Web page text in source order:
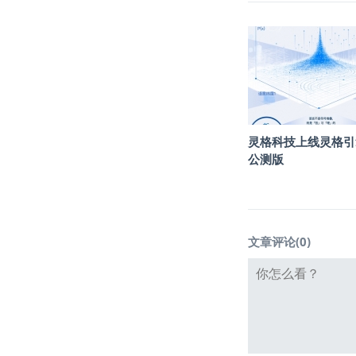
灵格科技上线灵格
公测版
文章评论(0)